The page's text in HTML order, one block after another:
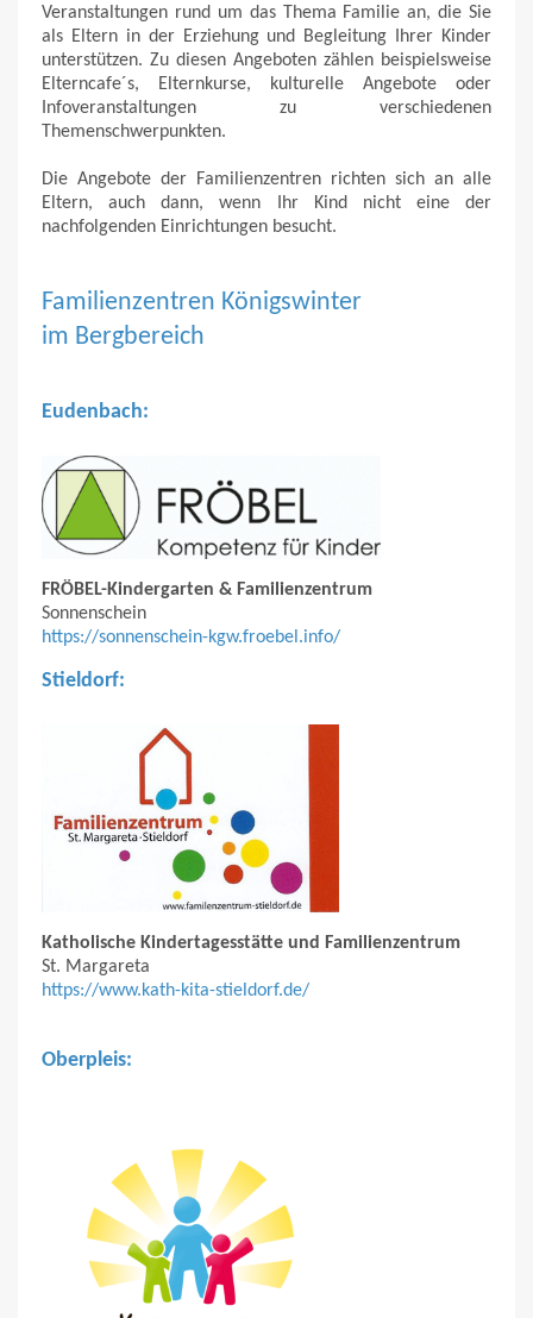
Veranstaltungen rund um das Thema Familie an, die Sie
als Eltern in der Erziehung und Begleitung Ihrer Kinder
unterstützen. Zu diesen Angeboten zählen beispielsweise
Elterncafe´s, Elternkurse, kulturelle Angebote oder
Infoveranstaltungen zu verschiedenen
Themenschwerpunkten.
Die Angebote der Familienzentren richten sich an alle
Eltern, auch dann, wenn Ihr Kind nicht eine der
nachfolgenden Einrichtungen besucht.
Familienzentren Königswinter
im Bergbereich
Eudenbach:
FRÖBEL-Kindergarten & Familienzentrum
Sonnenschein
https://sonnenschein-kgw.froebel.info/
Stieldorf:
Katholische Kindertagesstätte und Familienzentrum
St. Margareta
https://www.kath-kita-stieldorf.de/
Oberpleis: